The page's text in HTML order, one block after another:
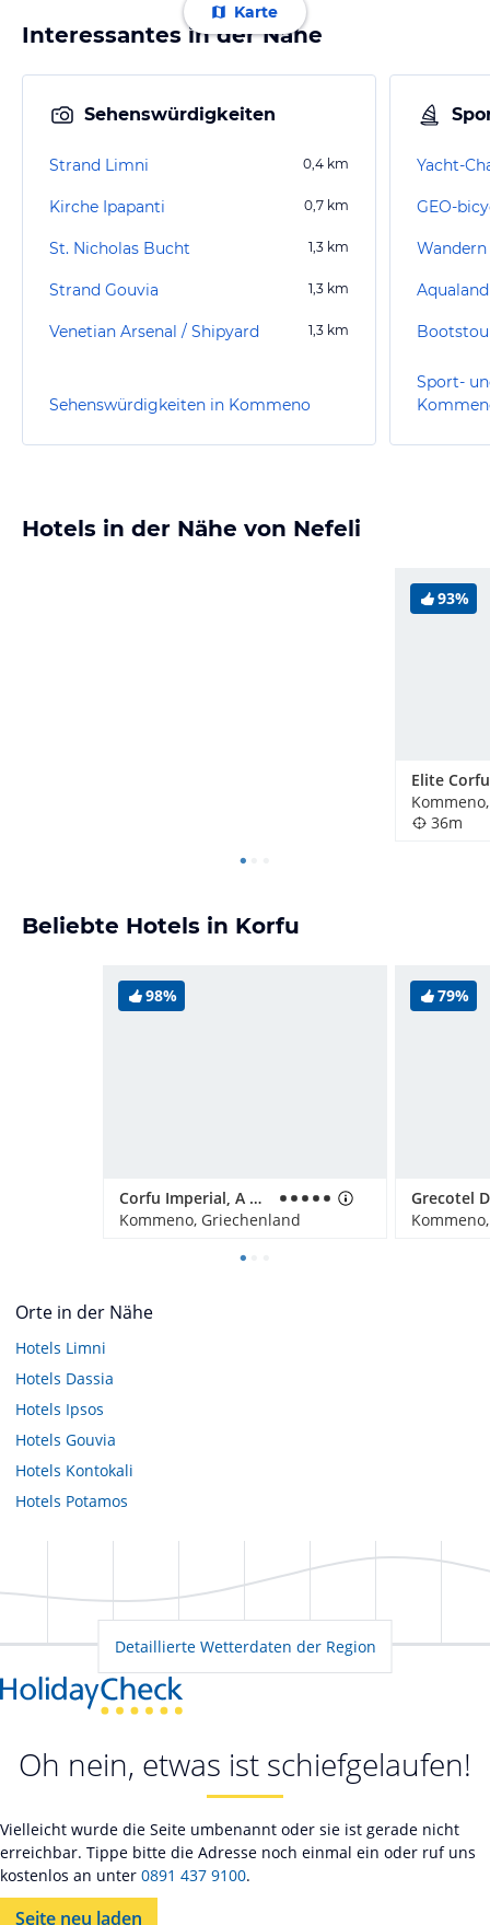
Karte
Interessantes in der Nähe
Sehenswürdigkeiten
Strand Limni 0,4 km
Kirche Ipapanti 0,7 km
St. Nicholas Bucht 1,3 km
Strand Gouvia 1,3 km
Venetian Arsenal / Shipyard 1,3 km
Sehenswürdigkeiten in Kommeno
Yacht-
GEO-
Aqualand
Sport-
Hotels in der Nähe von Nefeli
93%
36m
Beliebte Hotels in Korfu
98%
Corfu Imperial, A Grecotel Resort To Live
Kommeno, Griechenland
79%
Orte in der Nähe
Hotels Limni
Hotels Dassia
Hotels Ipsos
Hotels Gouvia
Hotels Kontokali
Hotels Potamos
Detaillierte Wetterdaten der Region
Oh nein, etwas ist schiefgelaufen!
Vielleicht wurde die Seite umbenannt oder sie ist gerade nicht
erreichbar. Tippe bitte die Adresse noch einmal ein oder ruf uns
kostenlos an unter 0891 437 9100.
Seite neu laden